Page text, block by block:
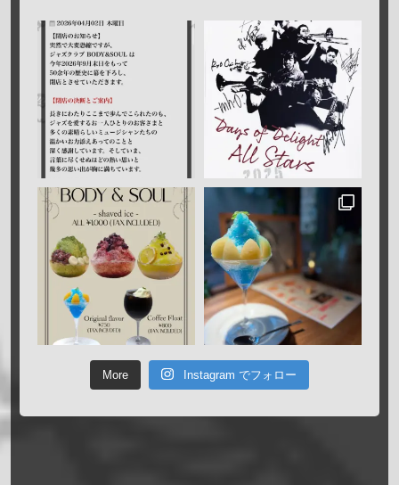
More Instagram でフォロー